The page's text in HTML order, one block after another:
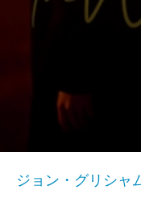
ジョン・グリシャ